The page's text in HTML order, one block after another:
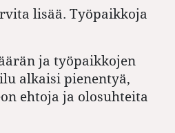
lisää. Työpaikkoja
ja työpaikkojen
alkaisi pienentyä,
ehtoja ja olosuhteita